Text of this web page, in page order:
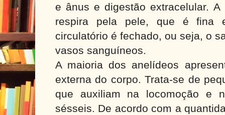
e ânus e digestão extracelular.
respira pela pele, que é fina
circulatório é fechado, ou seja, o
vasos sanguíneos.
A maioria dos anelídeos
externa do corpo. Trata-se de
que auxiliam na locomoção e
sésseis. De acordo com a